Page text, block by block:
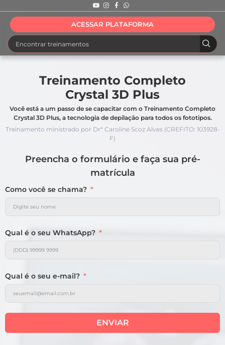
ACESSAR PLATAFORMA
Treinamento Completo
Crystal 3D Plus
Você está a um passo de se capacitar com o Treinamento Completo
Crystal 3D Plus, a tecnologia de depilação para todos os fototipos.
Treinamento ministrado por Drª Caroline Scoz Alves (CREFITO: 103928-
F)
Preencha o formulário e faça sua pré-
matrícula
Como você se chama?
Qual é o seu WhatsApp?
Qual é o seu e-mail?
ENVIAR